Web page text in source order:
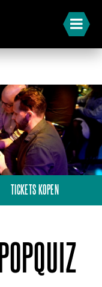
TICKETS KOPEN